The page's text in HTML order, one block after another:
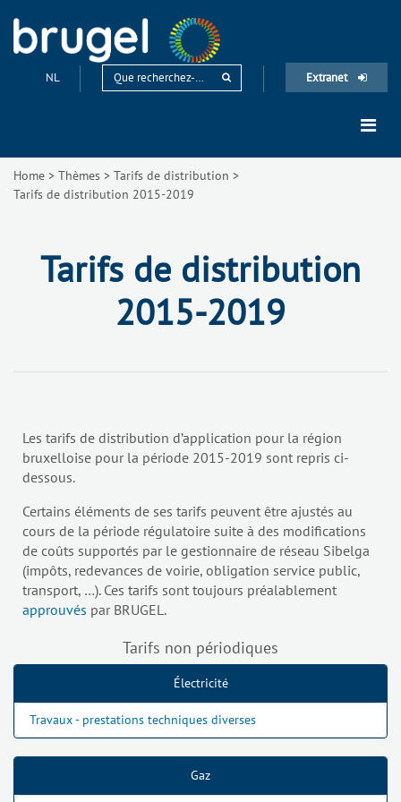
NL Extranet
Home > Thèmes > Tarifs de distribution >
Tarifs de distribution 2015-2019
Tarifs de distribution
2015-2019
Les tarifs de distribution d’application pour la région
bruxelloise pour la période 2015-2019 sont repris ci-
dessous.
Certains éléments de ses tarifs peuvent être ajustés au
cours de la période régulatoire suite à des modifications
de coûts supportés par le gestionnaire de réseau Sibelga
(impôts, redevances de voirie, obligation service public,
transport, …). Ces tarifs sont toujours préalablement
approuvés par BRUGEL.
Tarifs non périodiques
Électricité
Travaux - prestations techniques diverses
Gaz